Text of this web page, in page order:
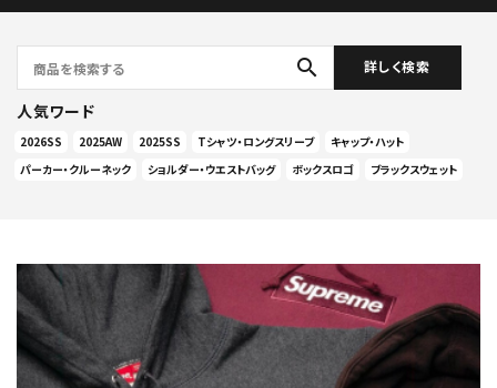
search 詳しく検索
人気ワード
2026SS 2025AW 2025SS Tシャツ・ロングスリーブ
キャップ・ハット
パーカー・クルーネック
ショルダー・ウエストバッグ ボックスロゴ ブラックスウェット